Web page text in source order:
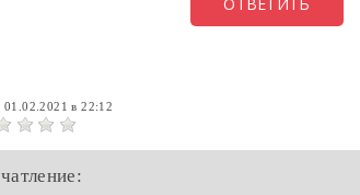
01.02.2021 в 22:12